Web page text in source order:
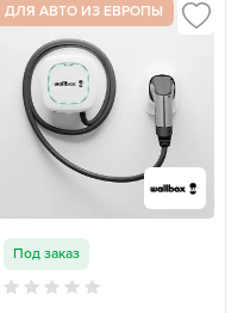
ДЛЯ АВТО ИЗ ЕВРОПЫ
Под заказ